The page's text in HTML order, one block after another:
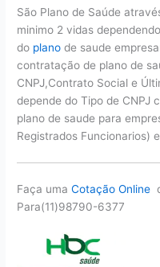
São Plano de Saúde
minimo 2 vidas
do plano de saude
contratação de plano de
CNPJ,Contrato Social e
depende do Tipo de CNPJ
plano de saude para
Registrados Funcionarios)
Faça umaCotação Online
Para(11)98790-6377